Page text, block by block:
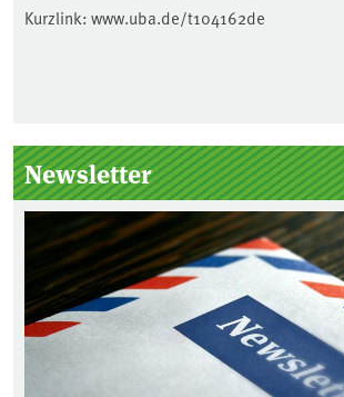
Kurzlink: www.uba.de/t104162de
Seitenleiste
Newsletter